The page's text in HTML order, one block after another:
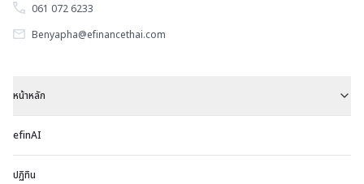
061 072 6233
Benyapha@efinancethai.com
หน้าหลัก
efinAI
ปฏิทิน